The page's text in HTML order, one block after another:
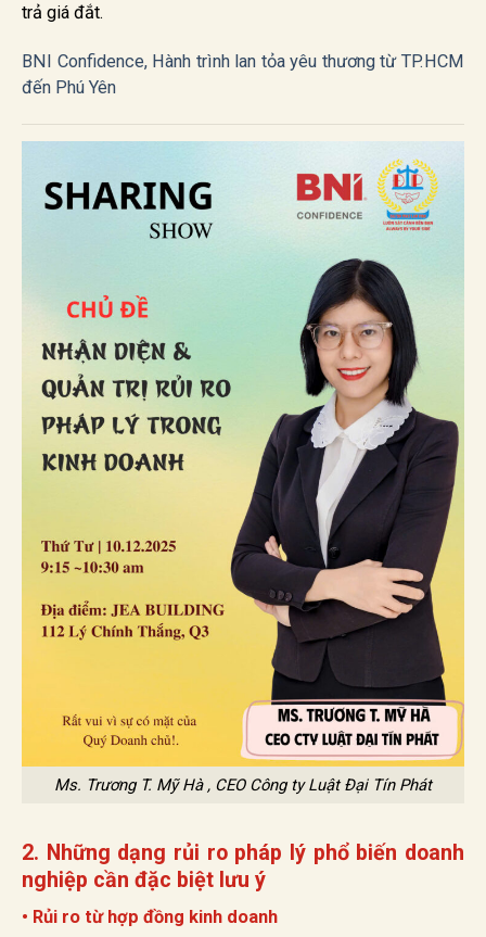
trả giá đắt.
BNI Confidence, Hành trình lan tỏa yêu thương từ TP.HCM
đến Phú Yên
Ms. Trương T. Mỹ Hà , CEO Công ty Luật Đại Tín Phát
2. Những dạng rủi ro pháp lý phổ biến doanh
nghiệp cần đặc biệt lưu ý
• Rủi ro từ hợp đồng kinh doanh